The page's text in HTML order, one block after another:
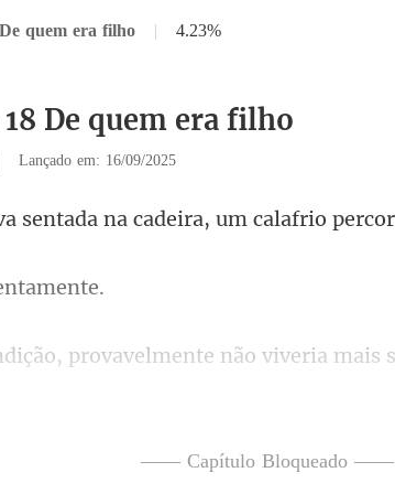
quem era filho | 4.23%
De quem era filho
Lançado em: 16/09/2025
na cadeira, um calafrio
ovavelmente não vive
—— Capítulo Bloqueado ——